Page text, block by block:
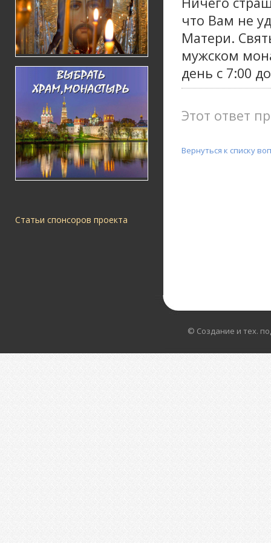
Статьи спонсоров проекта
что Вам не
Матери.
мужском
день с 7:00
Этот ответ
Вернуться к списку
© Создание и тех.